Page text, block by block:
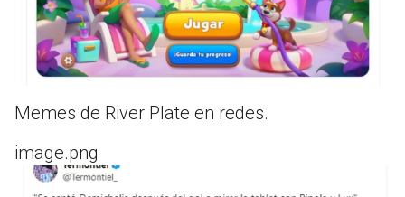
Memes de River Plate en redes.
image.png